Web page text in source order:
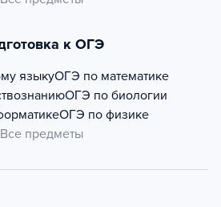
к ОГЭ
языкуОГЭ по математике
ОГЭ по биологии
ОГЭ по физике
Все предметы